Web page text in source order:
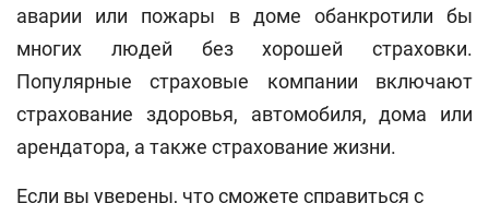
аварии или пожары в доме обанкротили бы
многих людей без хорошей страховки.
Популярные страховые компании включают
страхование здоровья, автомобиля, дома или
арендатора, а также страхование жизни.
Если вы уверены, что сможете справиться с